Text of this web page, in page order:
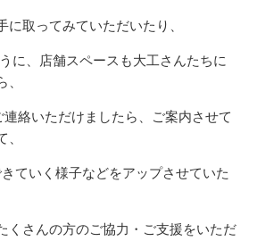
に取ってみていただいたり、
に、店舗スペースも大工さんたちに
絡いただけましたら、ご案内させて
ていく様子などをアップさせていた
くさんの方のご協力・ご支援をいただ